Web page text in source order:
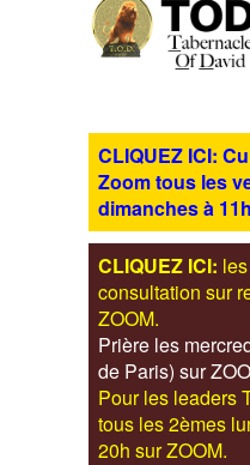
CLIQUEZ ICI:
Zoom tous les
dimanches à
CLIQUEZ ICI:
consultation sur
ZOOM.
Prière les
de Paris) sur
Pour les leaders
tous les 2èmes
20h sur ZOOM.